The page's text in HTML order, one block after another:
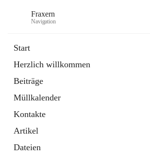
Fraxern
Navigation
Start
Herzlich willkommen
Beiträge
Müllkalender
Kontakte
Artikel
Dateien
Ordner
in
Tab
Formulare
Artikel
öffnet
in
neuem
Tab